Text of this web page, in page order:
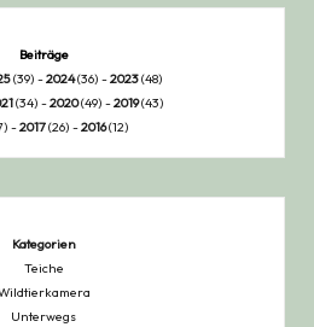
Beiträge
(39) -2024(36) -2023(48)
(34) -2020(49) -2019(43)
-2017(26) -2016(12)
Kategorien
Teiche
Unterwegs